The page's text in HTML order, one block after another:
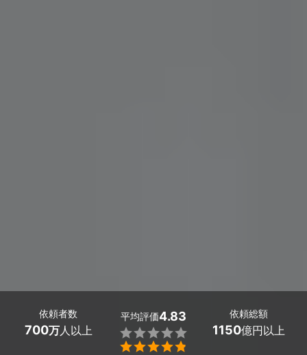
依頼者数
700万人以上
平均評価4.83


依頼総額
1150億円以上